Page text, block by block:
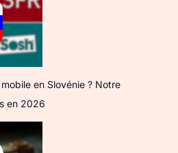
en Slovénie ? Notre
en 2026